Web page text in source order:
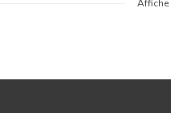
Affiche